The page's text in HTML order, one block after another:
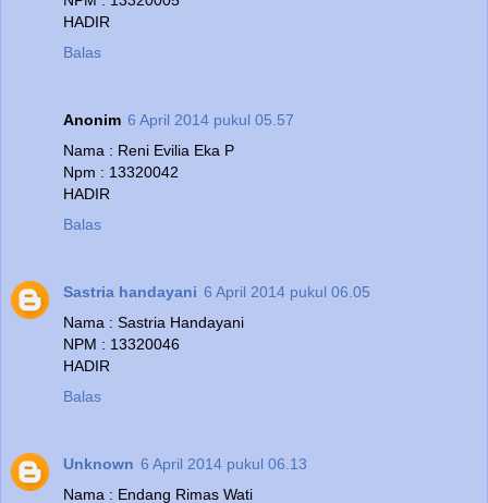
HADIR
Balas
Anonim 6 April 2014 pukul 05.57
Nama : Reni Evilia Eka P
Npm : 13320042
HADIR
Balas
Sastria handayani 6 April 2014 pukul 06.05
Nama : Sastria Handayani
NPM : 13320046
HADIR
Balas
Unknown 6 April 2014 pukul 06.13
Nama : Endang Rimas Wati